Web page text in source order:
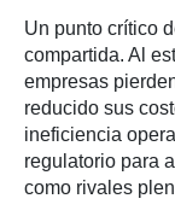
Un punto crítico
compartida. Al
empresas
reducido sus
ineficiencia
regulatorio para
como rivales